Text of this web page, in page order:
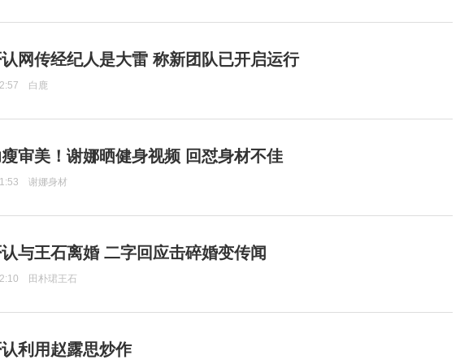
网传经纪人是大雷 称新团队已开启运行
白鹿
审美！谢娜晒健身视频 回怼身材不佳
谢娜身材
与王石离婚 二字回应击碎婚变传闻
田朴珺王石
利用赵露思炒作